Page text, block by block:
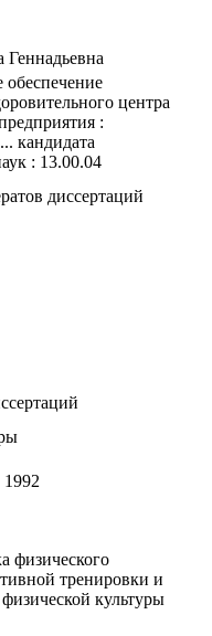
центра
:
кандидата
: 13.00.04
диссертаций
1992
физического
тренировки и
культуры